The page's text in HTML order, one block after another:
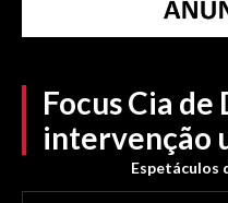
Focus Cia
intervenção
Espetáculos